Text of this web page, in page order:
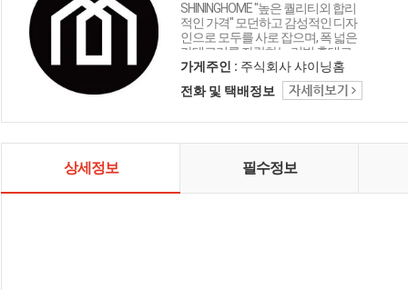
SHININGHOME "높은 퀄리티외 합리
적인 가격" 모던하고 감성적인 디자
인으로 모두를 사로 잡으며, 폭 넓은
카테고리를 자랑하는 리빙 홈데코
인테리어 샤이닝홈입니다.
가게주인 : 주식회사 샤이닝홈
전화 및 택배정보
상세정보 필수정보